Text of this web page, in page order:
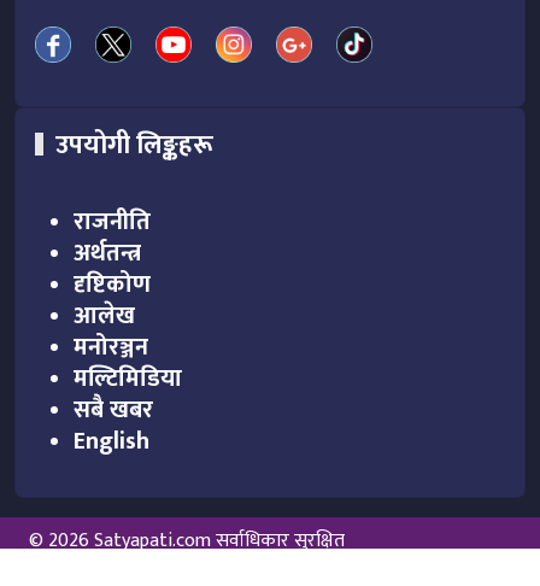
उपयोगी लिङ्कहरू
राजनीति
अर्थतन्त्र
दृष्टिकोण
आलेख
मनोरञ्जन
मल्टिमिडिया
सबै खबर
English
© 2026 Satyapati.com सर्वाधिकार सुरक्षित